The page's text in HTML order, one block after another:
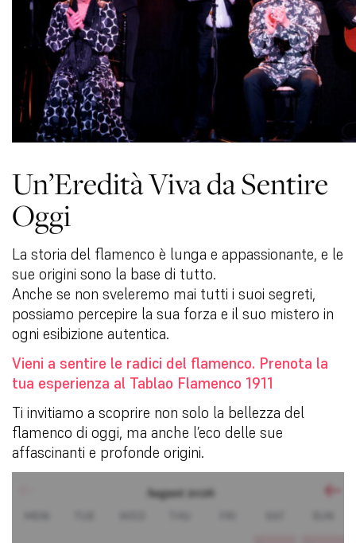
Un’Eredità Viva da Sentire
Oggi
La storia del flamenco è lunga e appassionante, e le
sue origini sono la base di tutto.
Anche se non sveleremo mai tutti i suoi segreti,
possiamo percepire la sua forza e il suo mistero in
ogni esibizione autentica.
Vieni a sentire le radici del flamenco. Prenota la
tua esperienza al Tablao Flamenco 1911
Ti invitiamo a scoprire non solo la bellezza del
flamenco di oggi, ma anche l’eco delle sue
affascinanti e profonde origini.